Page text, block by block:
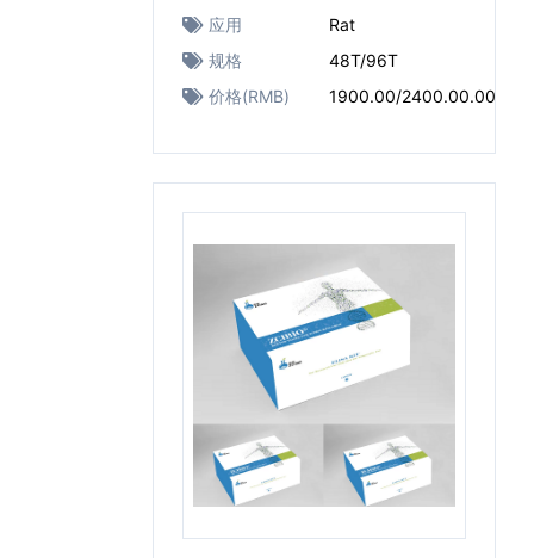
应用
Rat
规格
48T/96T
价格(RMB)
1900.00/2400.00.00